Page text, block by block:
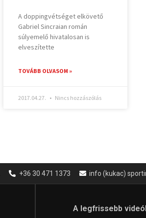
A doppingvétséget elkövető
Gabriel Sincraian román
súlyemelő hivatalosan is
elveszítette
TOVÁBB OLVASOM »
2017.04.27. Nincs hozzászólás
+36 30 471 1373 info (kukac)
A legfrissebb